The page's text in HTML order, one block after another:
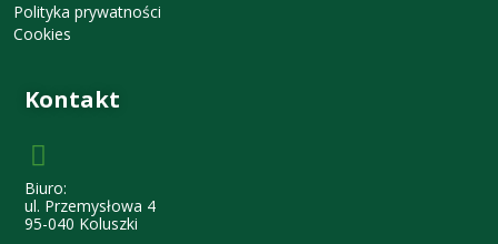
Polityka prywatności
Cookies
Kontakt
Biuro:
ul. Przemysłowa 4
95-040 Koluszki